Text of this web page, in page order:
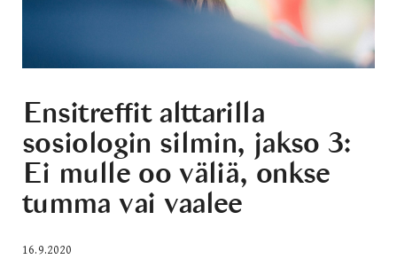
Ensitreffit alttarilla
sosiologin silmin, jakso 3:
Ei mulle oo väliä, onkse
tumma vai vaalee
16.9.2020